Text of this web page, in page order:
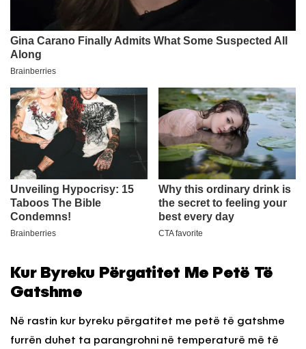
Kur Byreku Përgatitet Me Petë Të
Gatshme
Në rastin kur byreku përgatitet me petë të gatshme
furrën duhet ta parangrohni në temperaturë më të